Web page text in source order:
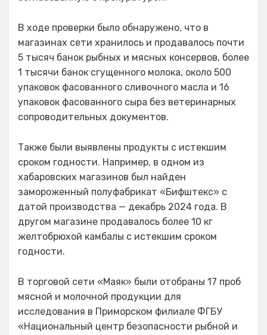
В ходе проверки было обнаружено, что в
магазинах сети хранилось и продавалось почти
5 тысяч банок рыбных и мясных консервов, более
1 тысячи банок сгущенного молока, около 500
упаковок фасованного сливочного масла и 16
упаковок фасованного сыра без ветеринарных
сопроводительных документов.
Также были выявлены продукты с истекшим
сроком годности. Например, в одном из
хабаровских магазинов был найден
замороженный полуфабрикат «Бифштекс» с
датой производства — декабрь 2024 года. В
другом магазине продавалось более 10 кг
желтобрюхой камбалы с истекшим сроком
годности.
В торговой сети «Маяк» были отобраны 17 проб
мясной и молочной продукции для
исследования в Приморском филиале ФГБУ
«Национальный центр безопасности рыбной и